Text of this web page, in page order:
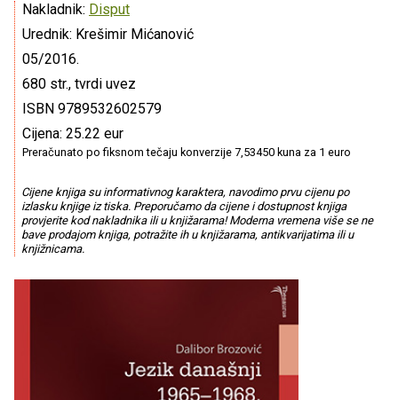
Nakladnik: Disput
Urednik: Krešimir Mićanović
05/2016.
680 str., tvrdi uvez
ISBN 9789532602579
Cijena: 25.22 eur
Preračunato po fiksnom tečaju konverzije 7,53450 kuna za 1 euro
Cijene knjiga su informativnog karaktera, navodimo prvu cijenu po
izlasku knjige iz tiska. Preporučamo da cijene i dostupnost knjiga
provjerite kod nakladnika ili u knjižarama! Moderna vremena više se ne
bave prodajom knjiga, potražite ih u knjižarama, antikvarijatima ili u
knjižnicama.